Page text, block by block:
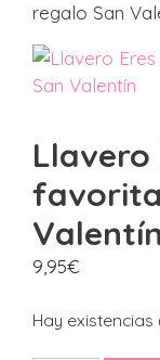
regalo San
Llavero
Valentín
9,95€
Hay